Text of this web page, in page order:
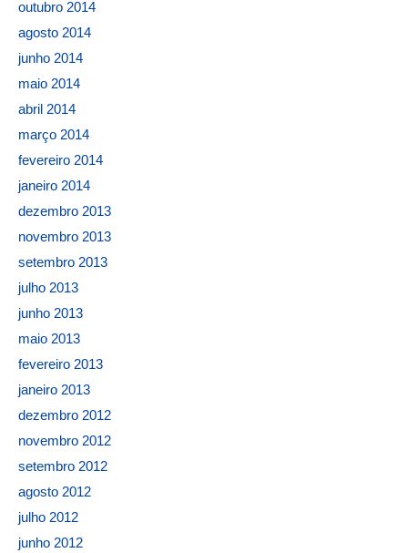
outubro 2014
agosto 2014
junho 2014
maio 2014
abril 2014
março 2014
fevereiro 2014
janeiro 2014
dezembro 2013
novembro 2013
setembro 2013
julho 2013
junho 2013
maio 2013
fevereiro 2013
janeiro 2013
dezembro 2012
novembro 2012
setembro 2012
agosto 2012
julho 2012
junho 2012